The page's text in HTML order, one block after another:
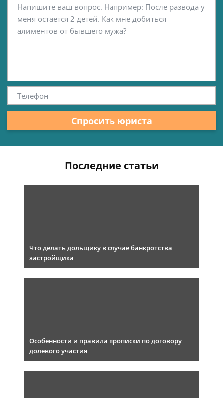
Спросить юриста
Последние статьи
Что делать дольщику в случае банкротства
застройщика
Особенности и правила прописки по договору
долевого участия